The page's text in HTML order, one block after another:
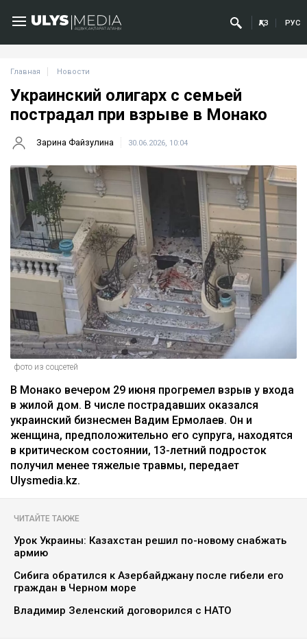
ҚАЗ РУС
Главная Новости
Украинский олигарх с семьей
пострадал при взрыве в Монако
Зарина Файзулина 30.06.2026, 10:04
фото из соцсетей
В Монако вечером 29 июня прогремел взрыв у входа
в жилой дом. В числе пострадавших оказался
украинский бизнесмен Вадим Ермолаев. Он и
женщина, предположительно его супруга, находятся
в критическом состоянии, 13-летний подросток
получил менее тяжелые травмы, передает
Ulysmedia.kz.
ЧИТАЙТЕ ТАКЖЕ
Урок Украины: Казахстан решил по-новому снабжать
армию
Сибига обратился к Азербайджану после гибели его
граждан в Черном море
Владимир Зеленский договорился с НАТО